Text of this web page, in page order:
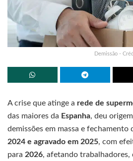
Demissão -
A crise que atinge a rede de
das maiores da Espanha, deu
demissões em massa e fechamento
2024 e agravado em 2025, com
para 2026, afetando trabalhadores,